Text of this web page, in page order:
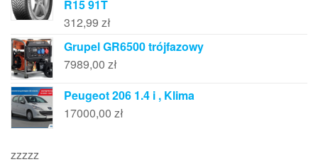
R15 91T
312,99 zł
Grupel GR6500 trójfazowy
7989,00 zł
Peugeot 206 1.4 i , Klima
17000,00 zł
zzzzz